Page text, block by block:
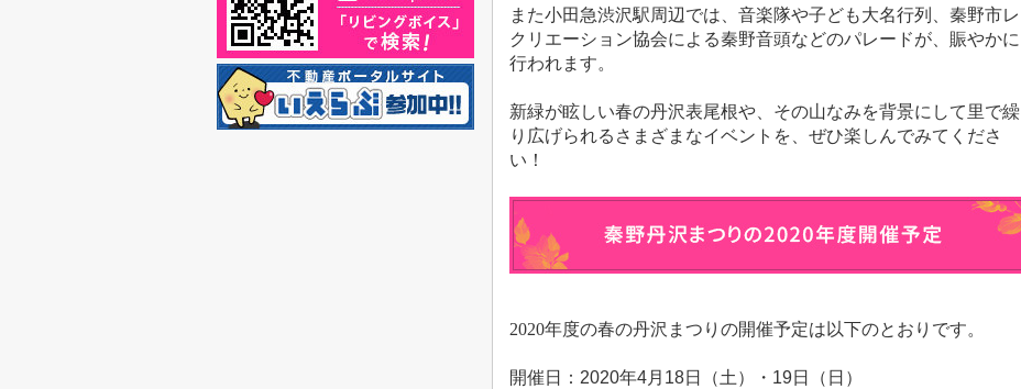
また小田急渋沢駅周辺では、音楽隊や子ども大名行列、秦野市レ
クリエーション協会による秦野音頭などのパレードが、賑やかに
行われます。
新緑が眩しい春の丹沢表尾根や、その山なみを背景にして里で繰
り広げられるさまざまなイベントを、ぜひ楽しんでみてくださ
い！
2020年度の春の丹沢まつりの開催予定は以下のとおりです。
開催日： 2020年4月 18日（土）・ 19日（日）